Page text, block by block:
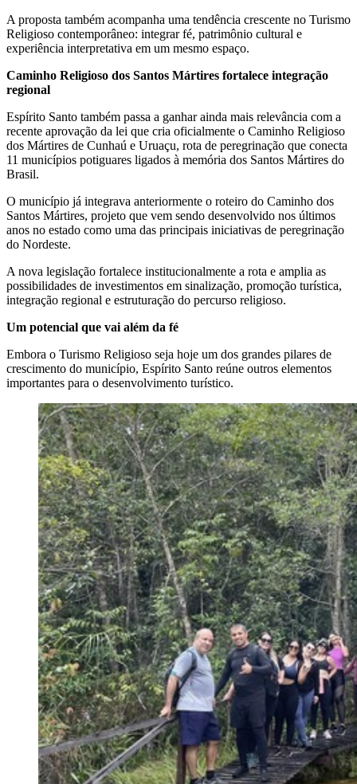
A proposta também acompanha uma tendência crescente no Turismo
Religioso contemporâneo: integrar fé, patrimônio cultural e
experiência interpretativa em um mesmo espaço.
Caminho Religioso dos Santos Mártires fortalece integração
regional
Espírito Santo também passa a ganhar ainda mais relevância com a
recente aprovação da lei que cria oficialmente o Caminho Religioso
dos Mártires de Cunhaú e Uruaçu, rota de peregrinação que conecta
11 municípios potiguares ligados à memória dos Santos Mártires do
Brasil.
O município já integrava anteriormente o roteiro do Caminho dos
Santos Mártires, projeto que vem sendo desenvolvido nos últimos
anos no estado como uma das principais iniciativas de peregrinação
do Nordeste.
A nova legislação fortalece institucionalmente a rota e amplia as
possibilidades de investimentos em sinalização, promoção turística,
integração regional e estruturação do percurso religioso.
Um potencial que vai além da fé
Embora o Turismo Religioso seja hoje um dos grandes pilares de
crescimento do município, Espírito Santo reúne outros elementos
importantes para o desenvolvimento turístico.